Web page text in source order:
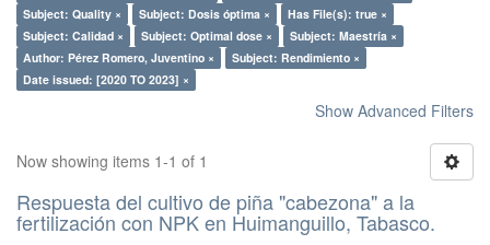
Subject: Quality ×
Subject: Dosis óptima ×
Has File(s): true ×
Subject: Calidad ×
Subject: Optimal dose ×
Subject: Maestría ×
Author: Pérez Romero, Juventino ×
Subject: Rendimiento ×
Date issued: [2020 TO 2023] ×
Show Advanced Filters
Now showing items 1-1 of 1
Respuesta del cultivo de piña "cabezona" a la
fertilización con NPK en Huimanguillo, Tabasco.